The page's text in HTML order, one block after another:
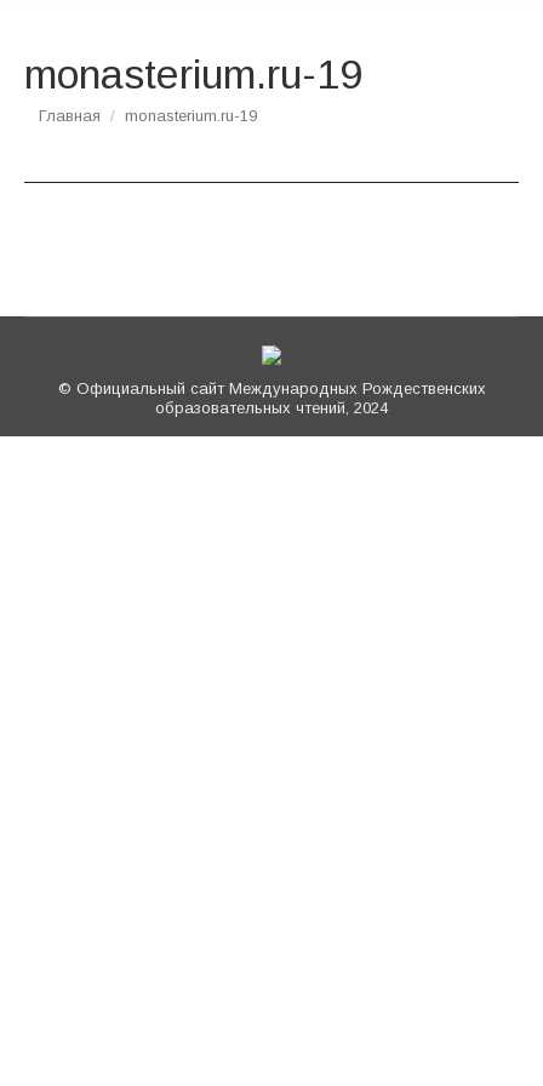
monasterium.ru-19
Вы здесь:
Главная monasterium.ru-19
© Официальный сайт Международных Рождественских
образовательных чтений, 2024